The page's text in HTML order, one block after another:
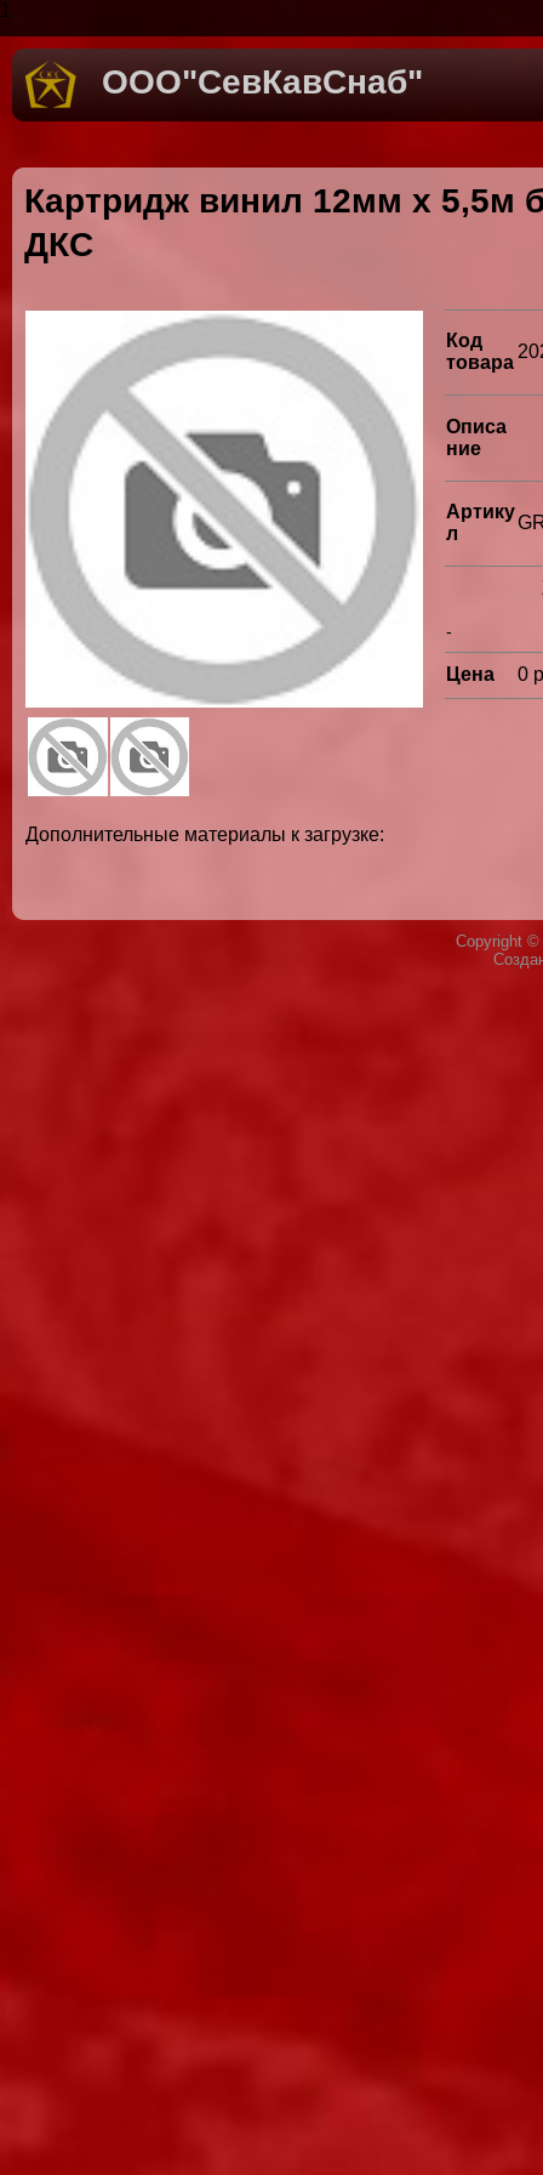
1
ООО"СевКавСнаб"
Картридж винил 12мм х 5,5м
ДКС
Дополнительные материалы к загрузке:
Код
товара
Описа
ние
Артику
л
-
Цена 0
Copyright